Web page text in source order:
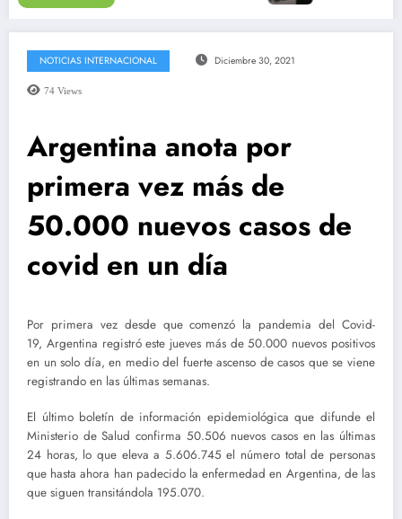
NOTICIAS INTERNACIONAL Diciembre 30, 2021
74 Views
Argentina anota por
primera vez más de
50.000 nuevos casos de
covid en un día
Por primera vez desde que comenzó la pandemia del Covid-
19, Argentina registró este jueves más de 50.000 nuevos positivos
en un solo día, en medio del fuerte ascenso de casos que se viene
registrando en las últimas semanas.
El último boletín de información epidemiológica que difunde el
Ministerio de Salud confirma 50.506 nuevos casos en las últimas
24 horas, lo que eleva a 5.606.745 el número total de personas
que hasta ahora han padecido la enfermedad en Argentina, de las
que siguen transitándola 195.070.